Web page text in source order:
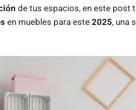
de tus espacios, en este post
en muebles para este 2025, una